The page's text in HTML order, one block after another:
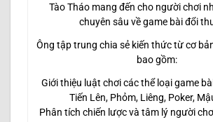
Tào Tháo mang đến cho người chơi
chuyên sâu về game bài đổi
Ông tập trung chia sẻ kiến thức từ cơ
bao gồm:
Giới thiệu luật chơi các thể loại game
Tiến Lên, Phỏm, Liêng, Poker,
Phân tích chiến lược và tâm lý người